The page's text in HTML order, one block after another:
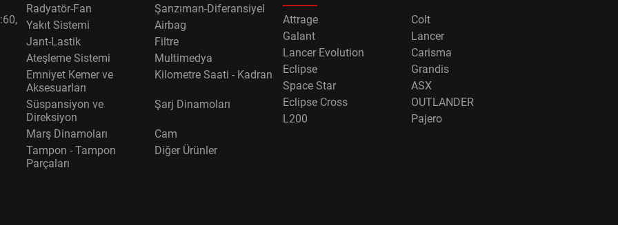
Radyatör-Fan
Şanzıman-Diferansiyel
Yakıt Sistemi
Airbag
Jant-Lastik
Filtre
Ateşleme Sistemi
Multimedya
Emniyet Kemer ve
Aksesuarları
Kilometre Saati - Kadran
Süspansiyon ve
Direksiyon
Şarj Dinamoları
Marş Dinamoları
Cam
Tampon - Tampon
Parçaları
Diğer Ürünler
Attrage
Colt
Galant
Lancer
Lancer Evolution
Carisma
Eclipse
Grandis
Space Star
ASX
Eclipse Cross
OUTLANDER
L200
Pajero